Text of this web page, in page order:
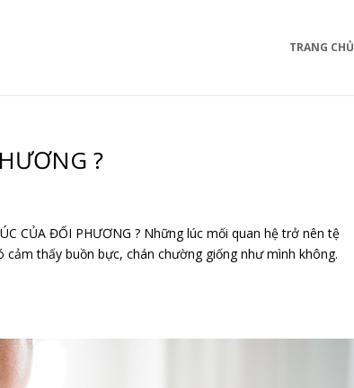
TRANG CHỦ
?
CỦA ĐỐI PHƯƠNG ? Những lúc mối quan hệ trở nên tệ
thấy buồn bực, chán chường giống như mình không.